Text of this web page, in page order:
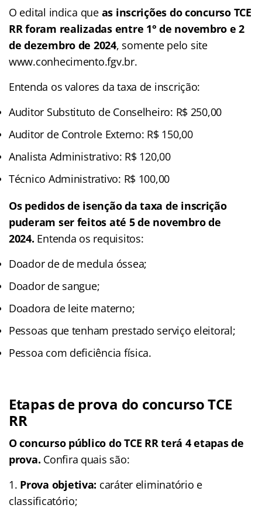
O edital indica que as inscrições do concurso TCE
RR foram realizadas entre 1° de novembro e 2
de dezembro de 2024, somente pelo site
www.conhecimento.fgv.br.
Entenda os valores da taxa de inscrição:
Auditor Substituto de Conselheiro: R$ 250,00
Auditor de Controle Externo: R$ 150,00
Analista Administrativo: R$ 120,00
Técnico Administrativo: R$ 100,00
Os pedidos de isenção da taxa de inscrição
puderam ser feitos até 5 de novembro de
2024. Entenda os requisitos:
Doador de de medula óssea;
Doador de sangue;
Doadora de leite materno;
Pessoas que tenham prestado serviço eleitoral;
Pessoa com deficiência física.
Etapas de prova do concurso TCE
RR
O concurso público do TCE RR terá 4 etapas de
prova. Confira quais são:
Prova objetiva: caráter eliminatório e
classificatório;